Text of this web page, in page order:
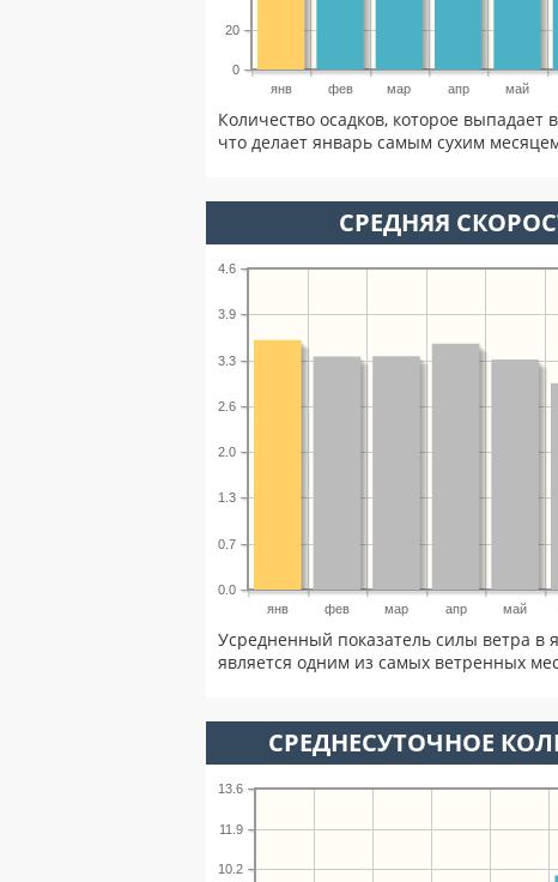
янв фев мар апр май
0
20
Количество осадков, которое выпадает
что делает январь самым сухим
СРЕДНЯЯ
янв фев мар апр май
0.0
0.7
1.3
2.0
2.6
3.3
3.9
4.6
Усредненный показатель силы ветра в
является одним из самых ветренных
СРЕДНЕСУТОЧНОЕ
10.2
11.9
13.6